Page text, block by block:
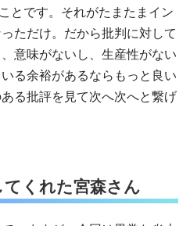
とです。それがたまたまイン
ただけ。だから批判に対して
意味がないし、生産性がない
る余裕があるならもっと良い
る批評を見て次へ次へと繋げ
くれた宮森さん